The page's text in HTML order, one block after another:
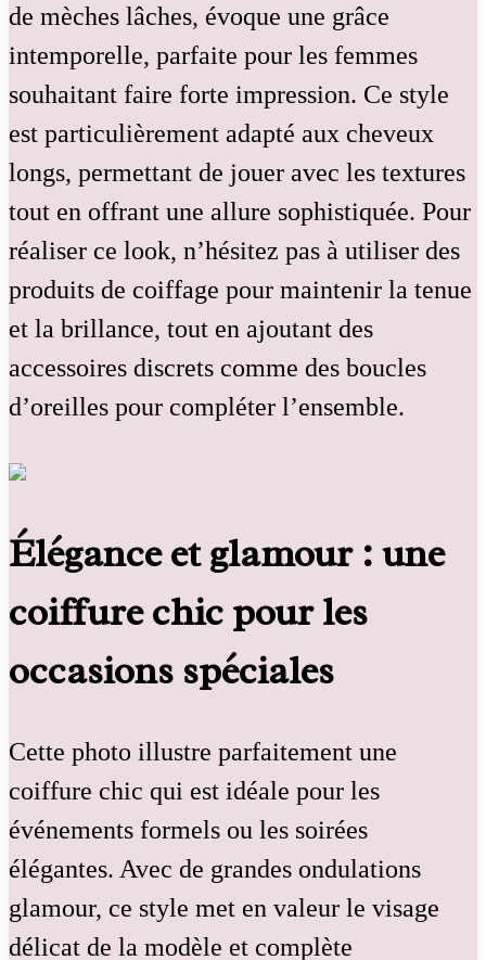
de mèches lâches, évoque une grâce
intemporelle, parfaite pour les femmes
souhaitant faire forte impression. Ce style
est particulièrement adapté aux cheveux
longs, permettant de jouer avec les textures
tout en offrant une allure sophistiquée. Pour
réaliser ce look, n’hésitez pas à utiliser des
produits de coiffage pour maintenir la tenue
et la brillance, tout en ajoutant des
accessoires discrets comme des boucles
d’oreilles pour compléter l’ensemble.
Élégance et glamour : une
coiffure chic pour les
occasions spéciales
Cette photo illustre parfaitement une
coiffure chic qui est idéale pour les
événements formels ou les soirées
élégantes. Avec de grandes ondulations
glamour, ce style met en valeur le visage
délicat de la modèle et complète